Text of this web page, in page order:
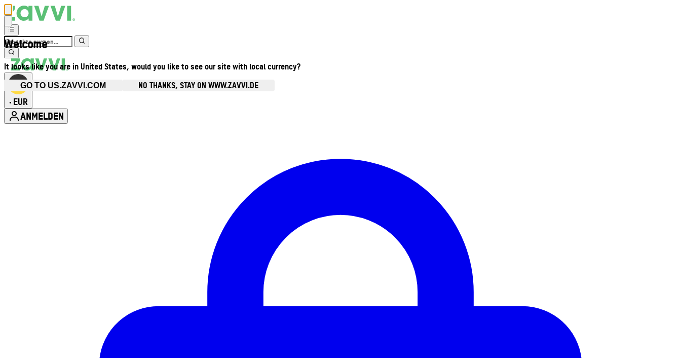
Welcome
It looks like you are in United States, would you like to see our site with local currency?
GO TO US.ZAVVI.COM NO THANKS, STAY ON WWW.ZAVVI.DE
• EUR
ANMELDEN